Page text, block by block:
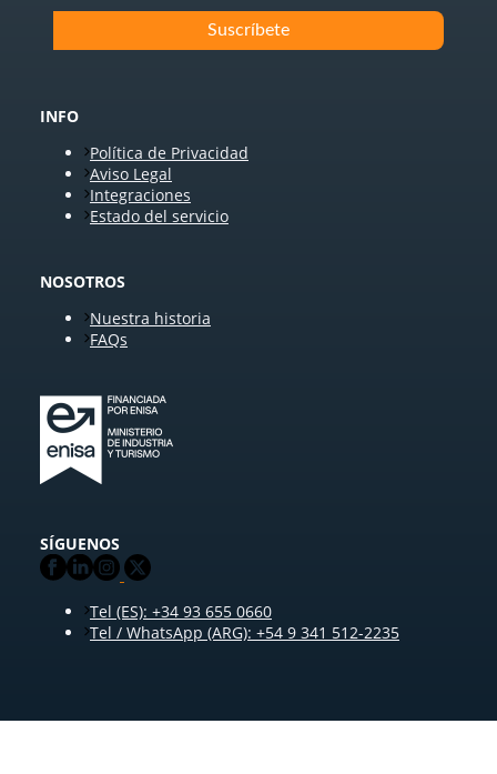
INFO
Política de Privacidad
Aviso Legal
Integraciones
Estado del servicio
NOSOTROS
Nuestra historia
FAQs
SÍGUENOS
Tel (ES): +34 93 655 0660
Tel / WhatsApp (ARG): +54 9 341 512-2235